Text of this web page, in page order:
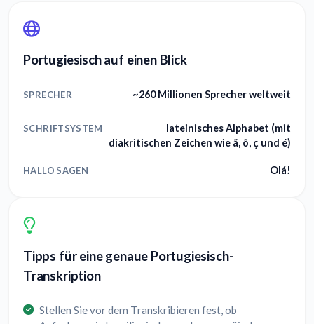
Portugiesisch auf einen Blick
SPRECHER ~260 Millionen Sprecher weltweit
SCHRIFTSYSTEM
lateinisches Alphabet (mit
diakritischen Zeichen wie ã, õ, ç und é)
HALLO SAGEN Olá!
Tipps für eine genaue Portugiesisch-
Transkription
Stellen Sie vor dem Transkribieren fest, ob